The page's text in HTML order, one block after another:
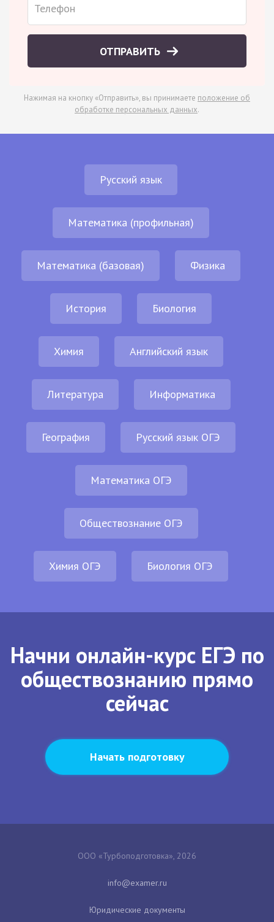
ОТПРАВИТЬ
Нажимая на кнопку «Отправить», вы принимаете положение об
обработке персональных данных.
Русский язык
Математика (профильная)
Математика (базовая) Физика
История Биология
Химия Английский язык
Литература Информатика
География Русский язык ОГЭ
Математика ОГЭ
Обществознание ОГЭ
Химия ОГЭ Биология ОГЭ
Начни онлайн-курс ЕГЭ по
обществознанию прямо
сейчас
Начать подготовку
ООО «Турбоподготовка», 2026
Юридические документы